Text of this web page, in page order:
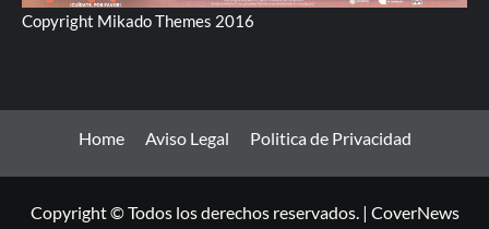
Copyright Mikado Themes 2016
Home Aviso Legal Politica de Privacidad
Copyright © Todos los derechos reservados. | CoverNews